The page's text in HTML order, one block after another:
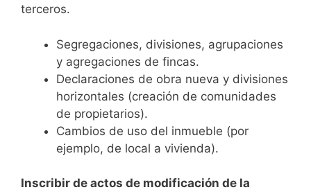
terceros.
Segregaciones, divisiones, agrupaciones
y agregaciones de fincas.
Declaraciones de obra nueva y divisiones
horizontales (creación de comunidades
de propietarios).
Cambios de uso del inmueble (por
ejemplo, de local a vivienda).
Inscribir de actos de modificación de la